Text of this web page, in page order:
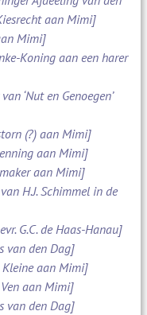
aan Mimi]
Mimi]
Koning aan een harer
‘Nut en Genoegen’
(?) aan Mimi]
aan Mimi]
aan Mimi]
H.J. Schimmel in de
G.C. de Haas-Hanau]
van den Dag]
Kleine aan Mimi]
aan Mimi]
van den Dag]